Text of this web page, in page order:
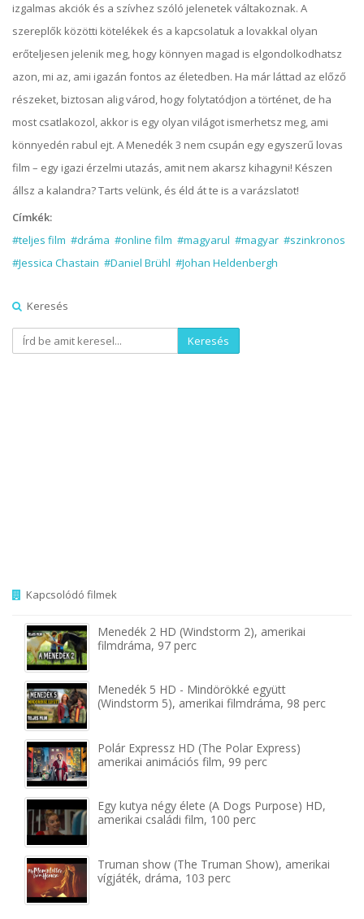
izgalmas akciók és a szívhez szóló jelenetek váltakoznak. A
szereplők közötti kötelékek és a kapcsolatuk a lovakkal olyan
erőteljesen jelenik meg, hogy könnyen magad is elgondolkodhatsz
azon, mi az, ami igazán fontos az életedben. Ha már láttad az előző
részeket, biztosan alig várod, hogy folytatódjon a történet, de ha
most csatlakozol, akkor is egy olyan világot ismerhetsz meg, ami
könnyedén rabul ejt. A Menedék 3 nem csupán egy egyszerű lovas
film – egy igazi érzelmi utazás, amit nem akarsz kihagyni! Készen
állsz a kalandra? Tarts velünk, és éld át te is a varázslatot!
Címkék:
#teljes film #dráma #online film #magyarul #magyar #szinkronos
#Jessica Chastain #Daniel Brühl #Johan Heldenbergh
Keresés
Keresés
Kapcsolódó filmek
Menedék 2 HD (Windstorm 2), amerikai
filmdráma, 97 perc
Menedék 5 HD - Mindörökké együtt
(Windstorm 5), amerikai filmdráma, 98 perc
Polár Expressz HD (The Polar Express)
amerikai animációs film, 99 perc
Egy kutya négy élete (A Dogs Purpose) HD,
amerikai családi film, 100 perc
Truman show (The Truman Show), amerikai
vígjáték, dráma, 103 perc